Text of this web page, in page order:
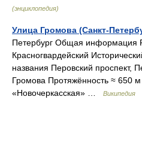
(энциклопедия)
Улица Громова (Санкт-
Петербург Общая информация
Красногвардейский
названия Перовский проспект,
Громова Протяжённость ≈ 650
«Новочеркасская» …
Википедия